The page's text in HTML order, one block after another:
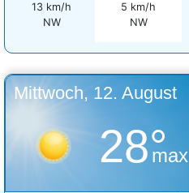
13 km/h
NW
5 km/h
NW
Mittwoch, 12. August
28°
max